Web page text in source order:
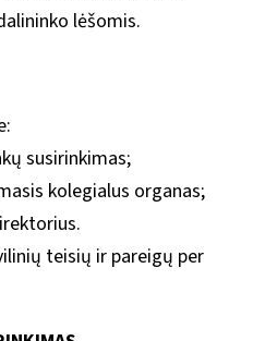
lėšomis.
susirinkimas;
kolegialus organas;
teisių ir pareigų per